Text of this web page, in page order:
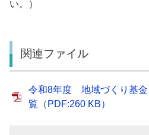
い。）
関連ファイル
令和8年度 地域づくり基
覧（PDF:260 KB）